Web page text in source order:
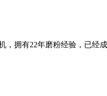
，拥有22年磨粉经验，已经